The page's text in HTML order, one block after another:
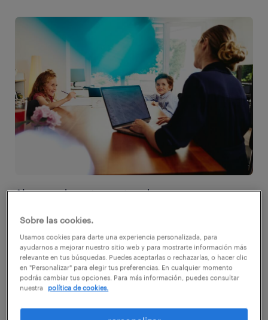
Algunos departamentos de recursos
vacantes imprevistas, reaccionando a las
prioridades comerciales siempre cambiantes
que han creado nuevas necesidades de
Sobre las cookies.
Usamos cookies para darte una experiencia personalizada, para
ayudarnos a mejorar nuestro sitio web y para mostrarte información más
relevante en tus búsquedas. Puedes aceptarlas o rechazarlas, o hacer clic
en "Personalizar" para elegir tus preferencias. En cualquier momento
podrás cambiar tus opciones. Para más información, puedes consultar
nuestra
política de cookies.